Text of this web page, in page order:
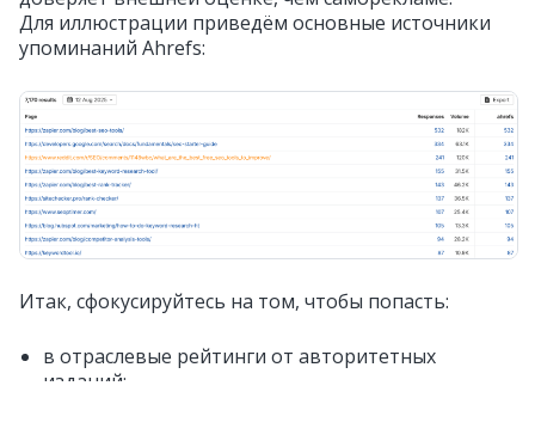
Для иллюстрации приведём основные источники
упоминаний Ahrefs:
Итак, сфокусируйтесь на том, чтобы попасть:
в отраслевые рейтинги от авторитетных
изданий;